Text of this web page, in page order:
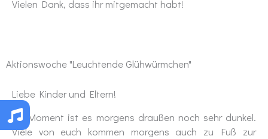
Vielen Dank, dass ihr mitgemacht habt!
Aktionswoche "Leuchtende Glühwürmchen"
Liebe Kinder und Eltern!
Im Moment ist es morgens draußen noch sehr dunkel.
Viele von euch kommen morgens auch zu Fuß zur